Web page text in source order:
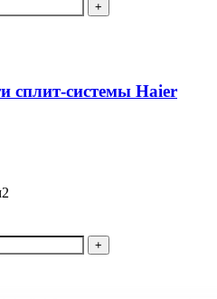
сплит-системы Haier